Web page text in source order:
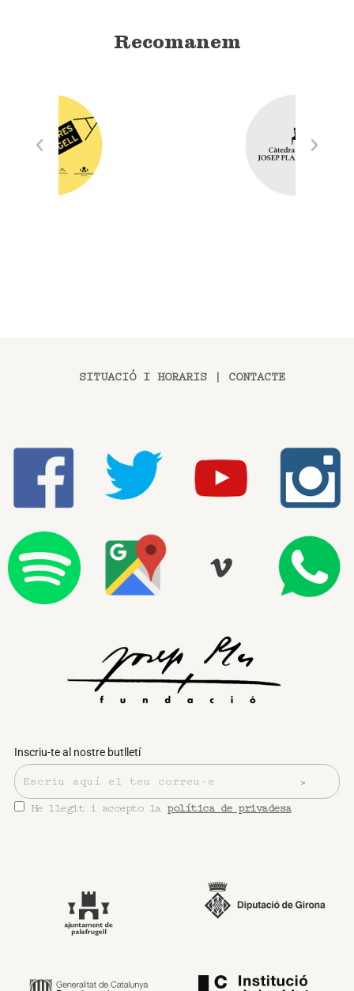
Recomanem
SITUACIÓ I HORARIS CONTACTE
Inscriu-te al nostre butlletí
He llegit i accepto la política de privadesa